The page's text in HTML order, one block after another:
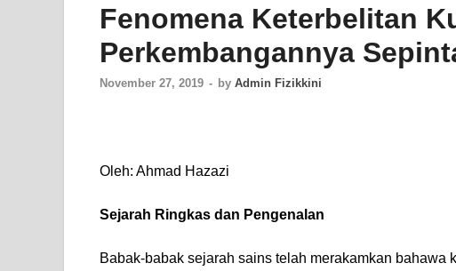
Fenomena Keterbelitan
Perkembangannya
November 27, 2019 - by Admin Fizikkini
Oleh: Ahmad Hazazi
Sejarah Ringkas dan Pengenalan
Babak-babak sejarah sains telah merakamkan bahawa